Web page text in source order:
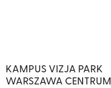
KAMPUS VIZJA PARK
WARSZAWA CENTRUM